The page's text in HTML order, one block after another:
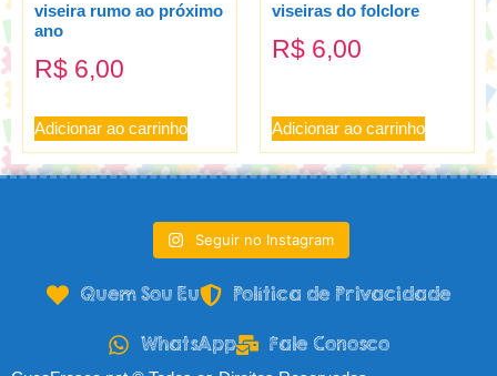
viseira rumo ao próximo
ano
R$ 6,00
Adicionar ao carrinho
viseiras do folclore
R$ 6,00
Adicionar ao carrinho
Seguir no Instagram
Quem Sou Eu Política de Privacidade
WhatsApp Fale Conosco